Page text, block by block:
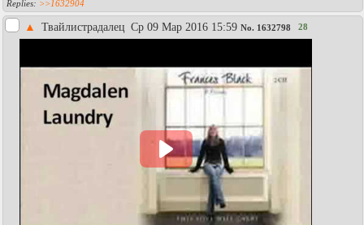
>>1632904
▲ Твайлистрадалец Ср 09 Мар 2016 15:59 No. 1632798 28